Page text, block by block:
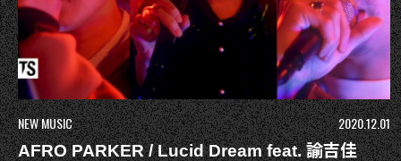
NEW MUSIC
2020.12.01
AFRO PARKER / Lucid Dream feat. 諭吉佳